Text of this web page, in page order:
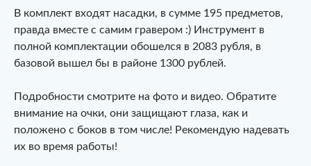
В комплект входят насадки, в сумме 195 предметов,
правда вместе с самим гравером :) Инструмент в
полной комплектации обошелся в 2083 рубля, в
базовой вышел бы в районе 1300 рублей.
Подробности смотрите на фото и видео. Обратите
внимание на очки, они защищают глаза, как и
положено с боков в том числе! Рекомендую надевать
их во время работы!